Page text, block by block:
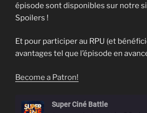
épisode sont disponibles sur notre
Spoilers !
Et pour participer au RPU (et
avantages tel que l’épisode en
Become a Patron!
Super Ciné Battle